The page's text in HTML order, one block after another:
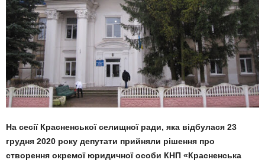
На сесії Красненської селищної ради, яка відбулася 23
грудня 2020 року депутати прийняли рішення про
створення окремої юридичної особи КНП «Красненська